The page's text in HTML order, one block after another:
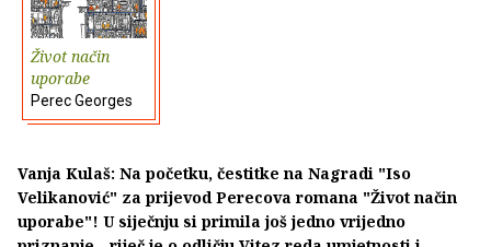
Život način
uporabe
Perec Georges
Vanja Kulaš: Na početku, čestitke na Nagradi "Iso
Velikanović" za prijevod Perecova romana "Život način
uporabe"! U siječnju si primila još jedno vrijedno